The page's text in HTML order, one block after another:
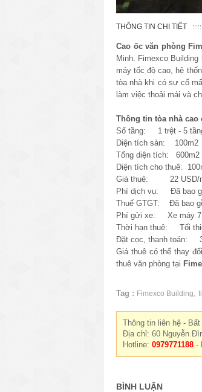
THÔNG TIN CHI TIẾT
Cao ốc văn phòng
Minh. Fimexco
máy tốc độ cao, hệ
tòa nhà khi có sự cố
làm việc thoải mái và
Thông tin tòa nhà
Số tầng: 1 trệt - 5
Diện tích sàn: 100m2
Tổng diện tích: 600m2
Diện tích cho thuê:
Giá thuê: 22 USD/
Phí dịch vụ: Đã bao
Thuế GTGT: Đã bao
Phí gửi xe: Xe máy 7
Thời hạn thuê: Tối
Đặt cọc, thanh toán: 3
Giá thuê có thể thay
thuê văn phòng tại
Tag : Fimexco Building
Thông tin liên hệ -
Địa chỉ: 60 Nguyễn
Hotline: 0979771188 -
BÌNH LUẬN